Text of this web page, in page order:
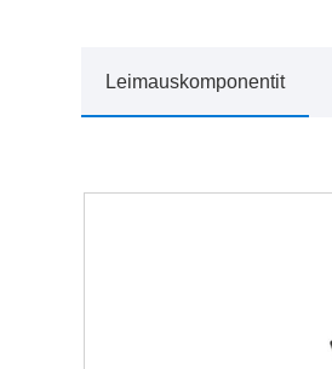
Leimauskomponentit